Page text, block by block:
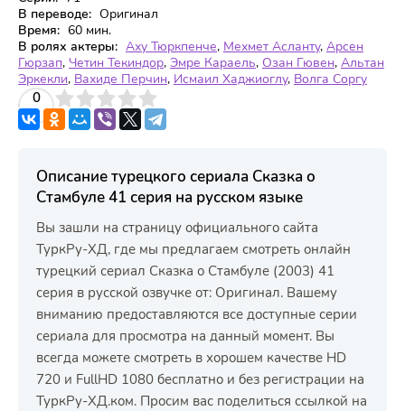
В переводе: Оригинал
Время: 60 мин.
В ролях актеры: Аху Тюркпенче, Мехмет Асланту, Арсен
Гюрзап, Четин Текиндор, Эмре Караель, Озан Гювен, Альтан
Эркекли, Вахиде Перчин, Исмаил Хаджиоглу, Волга Соргу
0
4 5
Описание турецкого сериала Сказка о
Стамбуле 41 серия на русском языке
Вы зашли на страницу официального сайта
ТуркРу-ХД, где мы предлагаем смотреть онлайн
турецкий сериал Сказка о Стамбуле (2003) 41
серия в русской озвучке от: Оригинал. Вашему
вниманию предоставляются все доступные серии
сериала для просмотра на данный момент. Вы
всегда можете смотреть в хорошем качестве HD
720 и FullHD 1080 бесплатно и без регистрации на
ТуркРу-ХД.ком. Просим вас поделиться ссылкой на